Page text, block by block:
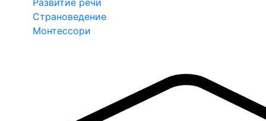
Развитие речи
Страноведение
Монтессори